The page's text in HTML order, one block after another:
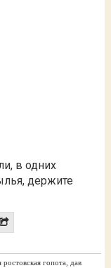
в одних
держите
гопота, дав